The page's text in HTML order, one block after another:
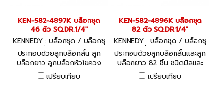
KEN-582-4897K บล็อกชุด
46 ตัว SQ.DR.1/4"
KENNEDY : บล็อกชุด / บล็อกชุ
ดพร้อมเครื่องมือ KEN-582-48
97K
ประกอบด้วยลูกบล็อกสั้น ลูก
บล็อกยาว ลูกบล็อกหัวไขควง
พร้อมด้ามและข้อต่อในชุด 46
ชิ้น
เปรียบเทียบ
KEN-582-4896K บล็อกชุด
82 ตัว SQ.DR.1/4"
KENNEDY : บล็อกชุด / บล็อกชุ
ดพร้อมเครื่องมือ KEN-582-48
96K
ประกอบด้วยลูกบล็อกสั้นและลูก
บล็อกยาว 82 ชิ้น ชนิดมิลและ
นิ้ว พร้อมด้ามและข้อต่อในชุด
เปรียบเทียบ